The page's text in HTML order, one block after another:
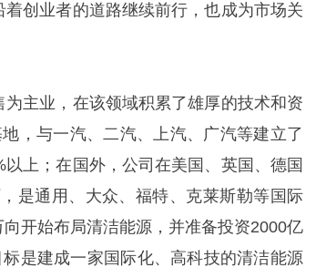
创业者的道路继续前行，也成为市场关
主业，在该领域积累了雄厚的技术和资
，与一汽、二汽、上汽、广汽等建立了
上；在国外，公司在美国、英国、德国
是通用、大众、福特、克莱斯勒等国际
开始布局清洁能源，并准备投资2000亿
是建成一家国际化、高科技的清洁能源